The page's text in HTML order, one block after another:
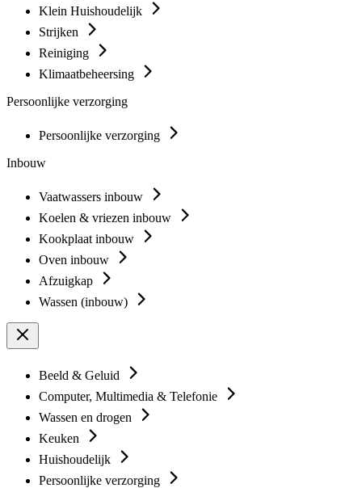
Klein Huishoudelijk
Strijken
Reiniging
Klimaatbeheersing
Persoonlijke verzorging
Persoonlijke verzorging
Inbouw
Vaatwassers inbouw
Koelen & vriezen inbouw
Kookplaat inbouw
Oven inbouw
Afzuigkap
Wassen (inbouw)
Beeld & Geluid
Computer, Multimedia & Telefonie
Wassen en drogen
Keuken
Huishoudelijk
Persoonlijke verzorging